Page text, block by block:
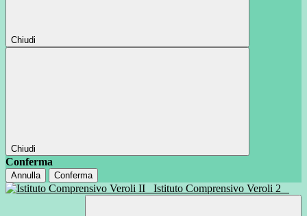
Chiudi
Chiudi
Conferma
Annulla Conferma
Istituto Comprensivo Veroli 2